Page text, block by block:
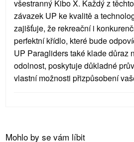
všestranný Kibo X. Každý z
závazek UP ke kvalitě a
zajišťuje, že rekreační i
perfektní křídlo, které bude
UP Paragliders také klade důraz
odolnost, poskytuje důkladné
vlastní možnosti přizpůsobení
Mohlo by se vám líbit